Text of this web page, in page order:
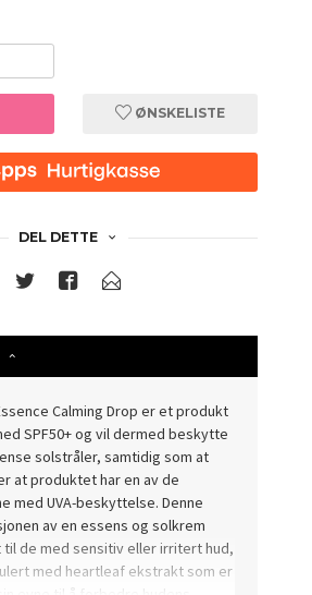
ØNSKELISTE
DEL DETTE
Calming Drop er et produkt
SPF50+ og vil dermed beskytte
solstråler, samtidig som at
at produktet har en av de
med UVA-beskyttelse. Denne
av en essens og solkrem
de med sensitiv eller irritert hud,
med heartleaf ekstrakt som er